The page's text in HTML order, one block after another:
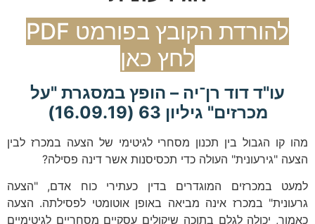
להורדת הקובץ בפורמט PDF
לחץ כאן
עו"ד דוד רן־יה – הופץ במסגרת "על
מכרזים" גיליון 63 (16.09.19)
מהו קו הגבול בין תכנון מסחרי לגיטימי של הצעה במכרז לבין
הצעה "גירעונית" העולה כדי תכסיסנות אשר דינה פסילה?
למעט במכרזים המוגדרים בדין כעתירי כוח אדם, "הצעה
גרעונית" במכרז אינה מביאה באופן אוטומטי לפסילתה. הצעה
כאמור, יכולה לגלם בתוכה שיקולים עסקיים מסחריים לגיטימיים